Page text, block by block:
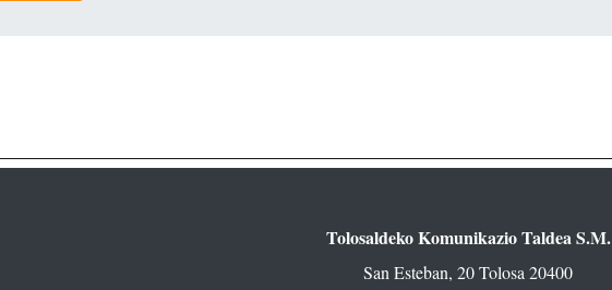
Tolosaldeko Komunikazio Taldea S.M.
San Esteban, 20 Tolosa 20400